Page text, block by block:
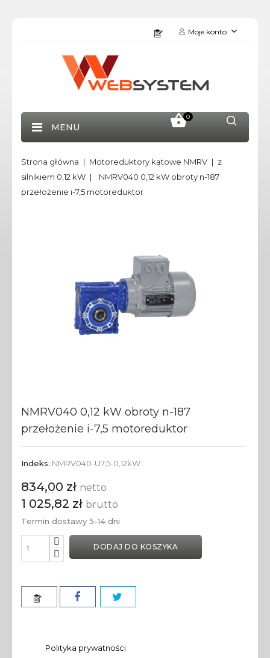
Moje konto
0
MENU
Strona główna Motoreduktory kątowe NMRV
z
silnikiem 0,12 kW
NMRV040 0,12 kW obroty n-187
przełożenie i-7,5 motoreduktor
NMRV040 0,12 kW obroty n-187
przełożenie i-7,5 motoreduktor
Indeks: NMRV040-U7,5-0,12kW
834,00 zł netto
1 025,82 zł brutto
Termin dostawy 5-14 dni
DODAJ DO KOSZYKA
Polityka prywatności